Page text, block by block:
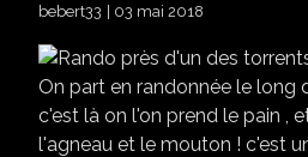
bebert33
03 mai 2018
On part en randonnée le long
c'est là on l'on prend le pain ,
l'agneau et le mouton ! c'est